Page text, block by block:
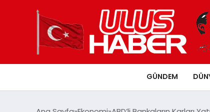
GÜNDEM